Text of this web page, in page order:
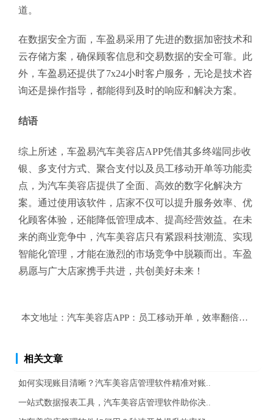
道。
在数据安全方面，车盈易采用了先进的数据加密技术和
云存储方案，确保顾客信息和交易数据的安全可靠。此
外，车盈易还提供了7x24小时客户服务，无论是技术咨
询还是操作指导，都能得到及时的响应和解决方案。
结语
综上所述，车盈易汽车美容店APP凭借其多终端同步收
银、多支付方式、聚合支付以及员工移动开单等功能卖
点，为汽车美容店提供了全面、高效的数字化解决方
案。通过使用该软件，店家不仅可以提升服务效率、优
化顾客体验，还能降低管理成本、提高经营效益。在未
来的商业竞争中，汽车美容店只有紧跟科技潮流、实现
智能化管理，才能在激烈的市场竞争中脱颖而出。车盈
易愿与广大店家携手共进，共创美好未来！
本文地址： 汽车美容店APP：员工移动开单，效率翻倍的管理
相关文章
如何实现账目清晰？汽车美容店管理软件精准对账..
一站式数据报表工具，汽车美容店管理软件助你决..